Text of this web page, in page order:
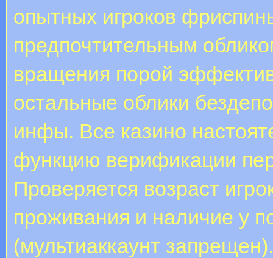
опытных игроков
предпочтительным
вращения порой
остальные облики
инфы. Все казино
функцию верификации
Проверяется возраст
проживания и наличие у
(мультиаккаунт